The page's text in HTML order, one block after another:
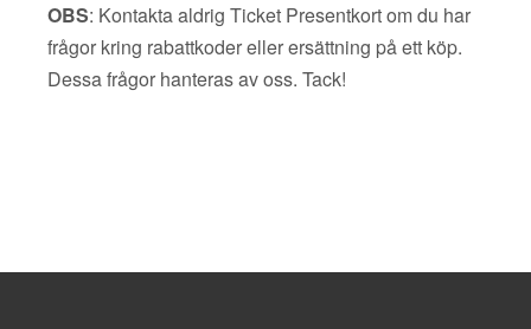
OBS: Kontakta aldrig Ticket Presentkort om du har
frågor kring rabattkoder eller ersättning på ett köp.
Dessa frågor hanteras av oss. Tack!